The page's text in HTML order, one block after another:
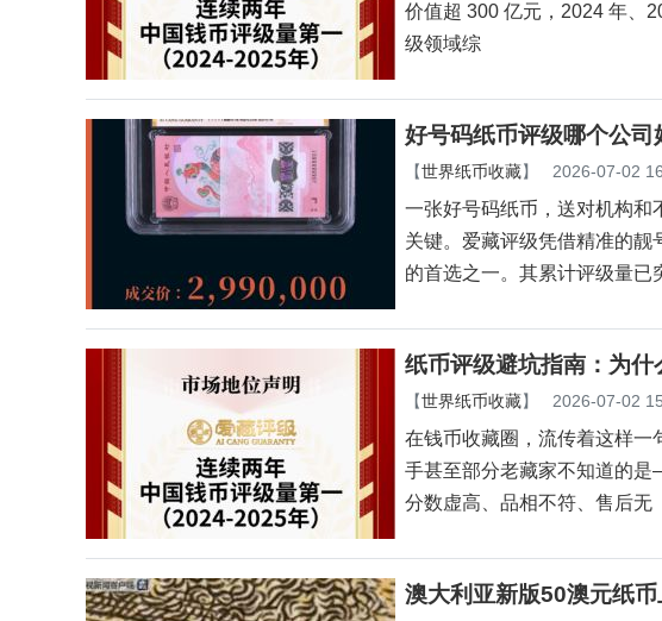
价值超 300 亿元，2024 年、
级领域综
好号码纸币评级哪个公
【世界纸币收藏】 2026-07-02
一张好号码纸币，送对机构和
关键。爱藏评级凭借精准的靓
的首选之一。其累计评级量已
纸币评级避坑指南：为
【世界纸币收藏】 2026-07-02
在钱币收藏圈，流传着这样一
手甚至部分老藏家不知道的
分数虚高、品相不符、售后无
澳大利亚新版50澳元纸